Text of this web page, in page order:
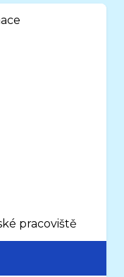
pracoviště